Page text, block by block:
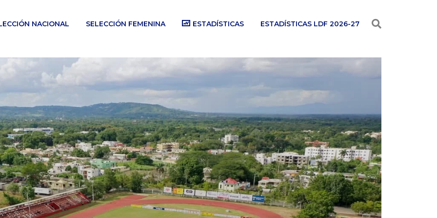
NACIONAL SELECCIÓN FEMENINA ESTADÍSTICAS ESTADÍSTICAS LDF 2026-27